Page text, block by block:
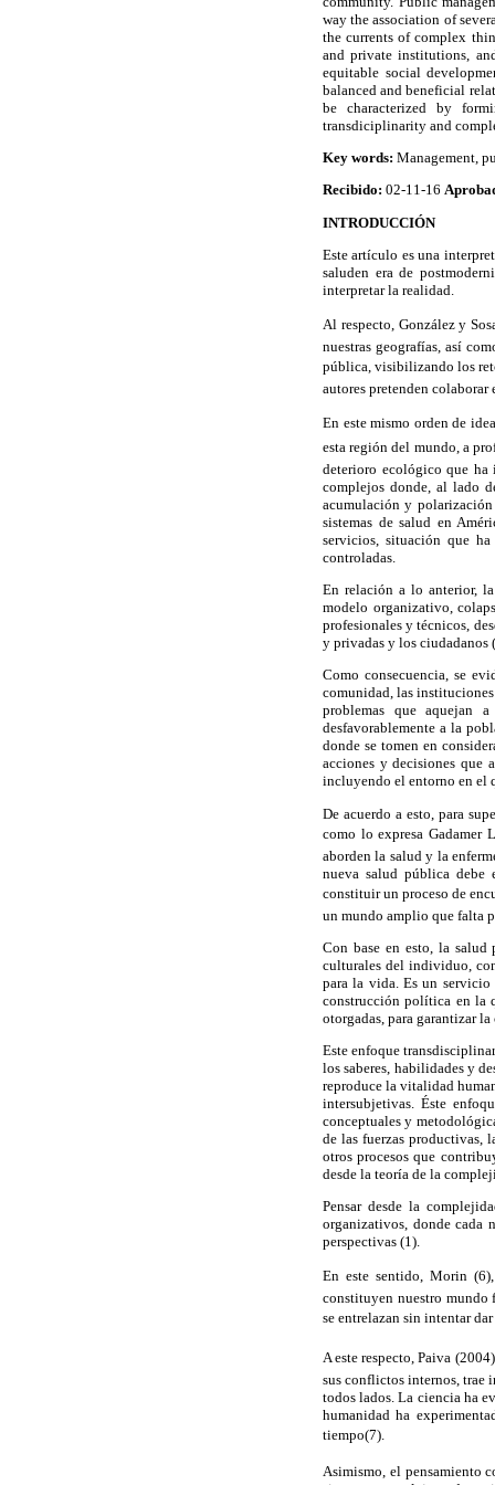
way the association of
the currents of complex
and private institutions,
equitable social
balanced and beneficial
be characterized by
transdiciplinarity and
Key words: Management,
Recibido: 02-11-16
INTRODUCCIÓN
Este artículo es una
saluden era de
interpretar la realidad.
Al respecto, González y
nuestras geografías, así
pública, visibilizando los
autores pretenden
En este mismo orden de
esta región del mundo, a
deterioro ecológico que ha
complejos donde, al lado
acumulación y
sistemas de salud en
servicios, situación que
controladas.
En relación a lo anterior,
modelo organizativo,
profesionales y técnicos,
y privadas y los ciudadanos
Como consecuencia, se
comunidad, las
problemas que aquejan
desfavorablemente a la
donde se tomen en
acciones y decisiones que
incluyendo el entorno en el
De acuerdo a esto, para
como lo expresa Gadamer
aborden la salud y la
nueva salud pública debe
constituir un proceso de
un mundo amplio que falta
Con base en esto, la
culturales del individuo,
para la vida. Es un servicio
construcción política en la
otorgadas, para garantizar
Este enfoque
los saberes, habilidades y
reproduce la vitalidad
intersubjetivas. Éste
conceptuales y
de las fuerzas productivas,
otros procesos que
desde la teoría de la
Pensar desde la
organizativos, donde cada
perspectivas (1).
En este sentido, Morin (6),
constituyen nuestro
se entrelazan sin intentar
A este respecto, Paiva
sus conflictos internos, trae
todos lados. La ciencia ha
humanidad ha
tiempo(7).
Asimismo, el pensamiento